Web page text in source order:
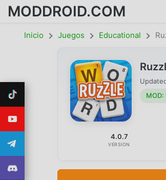
MODDROID.COM
Inicio Juegos Educational
4.0.7
VERSION